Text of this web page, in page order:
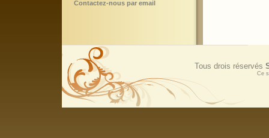
Contactez-nous par email
Tous drois réservés
Ce